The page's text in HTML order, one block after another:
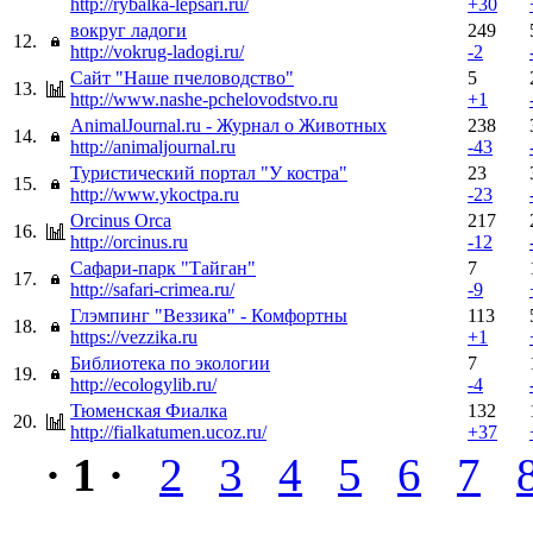
12.
вокруг ладоги
http://vokrug-ladogi.ru/
249
-2
13.
Сайт "Наше пчеловодство"
http://www.nashe-pchelovodstvo.ru
5
+1
14.
AnimalJournal.ru - Журнал о Животных
http://animaljournal.ru
238
-43
15.
Туристический портал "У костра"
http://www.ykoctpa.ru
23
-23
16.
Orcinus Orca
http://orcinus.ru
217
-12
17.
Сафари-парк "Тайган"
http://safari-crimea.ru/
7
-9
18.
Глэмпинг "Веззика" - Комфортны
https://vezzika.ru
113
+1
19.
Библиотека по экологии
http://ecologylib.ru/
7
-4
20.
Тюменская Фиалка
http://fialkatumen.ucoz.ru/
132
+37
· 1 · 2 3 4 5 6 7